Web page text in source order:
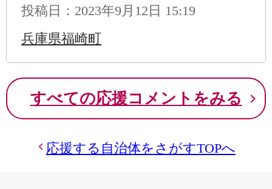
投稿日：2023年9月12日 15:19
兵庫県福崎町
すべての応援コメントをみる
応援する自治体をさがすTOPへ